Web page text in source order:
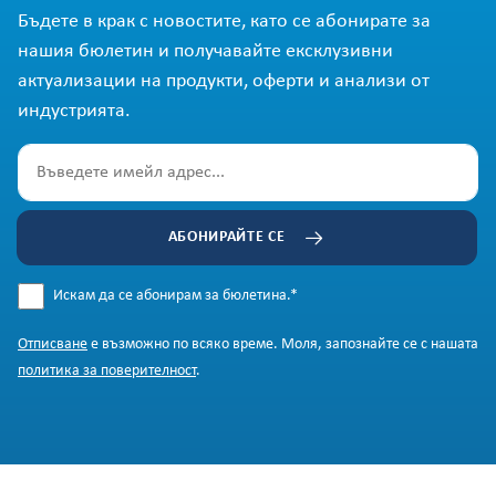
Бъдете в крак с новостите, като се абонирате за
нашия бюлетин и получавайте ексклузивни
актуализации на продукти, оферти и анализи от
индустрията.
АБОНИРАЙТЕ СЕ
Искам да се абонирам за бюлетина.*
Отписване е възможно по всяко време. Моля, запознайте се с нашата
политика за поверителност.